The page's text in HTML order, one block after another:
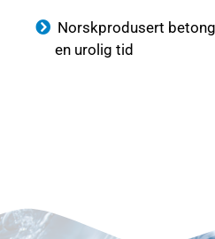
Norskprodusert
en urolig tid